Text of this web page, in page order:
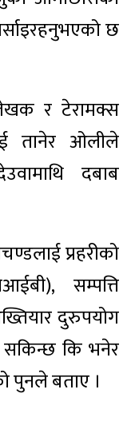
छ
र टेरामक्स
तानेर ओलीले
दबाब
प्रहरीको
सम्पत्ति
दुरुपयोग
कि भनेर
पुनले बताए ।